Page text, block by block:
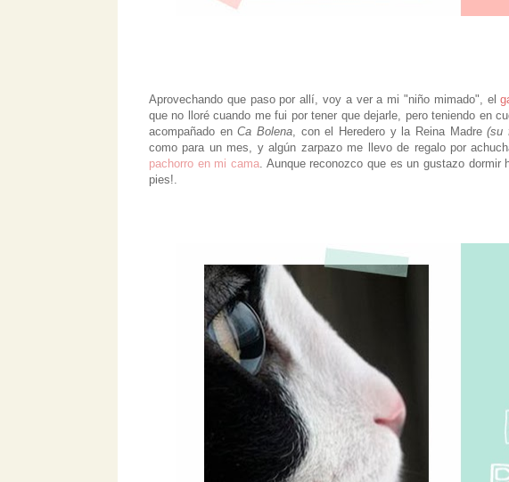
Aprovechando que paso por allí, voy a ver a mi "niño mimado", el
que no lloré cuando me fui por tener que dejarle, pero teniendo en
acompañado enCa Bolena , con el Heredero y la Reina Madre(su
como para un mes, y algún zarpazo me llevo de regalo por
pachorro en mi cama . Aunque reconozco que es un gustazo
pies!.